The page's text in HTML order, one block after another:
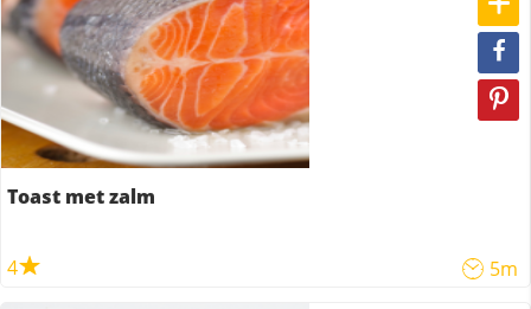
Toast met zalm
4 5m